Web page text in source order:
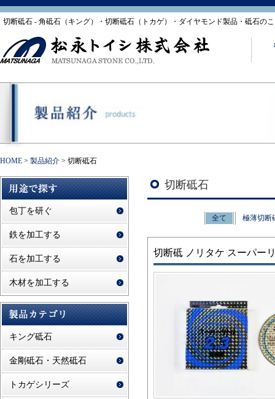
切断砥石 - 角砥石（キング）・切断砥石（トカゲ）・ダイヤモンド製品・砥石の
HOME > 製品紹介 > 切断砥石
切断砥石
全て 極薄切断
切断砥 ノリタケ スーパー
包丁を研ぐ
鉄を加工する
石を加工する
木材を加工する
キング砥石
金剛砥石・天然砥石
トカゲシリーズ